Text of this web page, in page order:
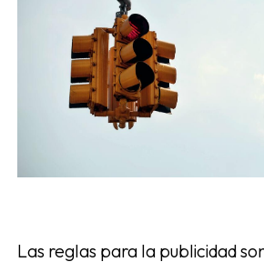
Las reglas para la publicidad